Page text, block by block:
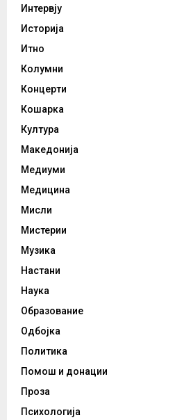
Интервју
Историја
Итно
Колумни
Концерти
Кошарка
Култура
Македонија
Медиуми
Медицина
Мисли
Мистерии
Музика
Настани
Наука
Образование
Одбојка
Политика
Помош и донации
Проза
Психологија